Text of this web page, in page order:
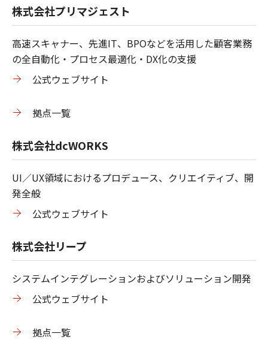
株式会社プリマジェスト
高速スキャナー、先進IT、BPOなどを活用した顧客業務
の全自動化・プロセス最適化・DX化の支援
公式ウェブサイト
拠点一覧
株式会社dcWORKS
UI／UX領域におけるプロデュース、クリエイティブ、開
発全般
公式ウェブサイト
株式会社リープ
システムインテグレーションおよびソリューション開発
公式ウェブサイト
拠点一覧